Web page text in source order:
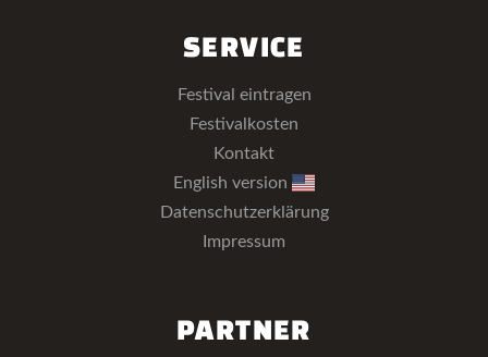
SERVICE
Festival eintragen
Festivalkosten
Kontakt
English version
Datenschutzerklärung
Impressum
PARTNER